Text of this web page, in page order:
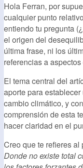
Hola Ferran, por
cualquier punto
entiendo tu pregunta
el origen del
última frase, ni los
referencias a
El tema central del
aporte para
cambio climático, y
comprensión de esta
hacer claridad en el
Creo que te refieres
Donde no existe total